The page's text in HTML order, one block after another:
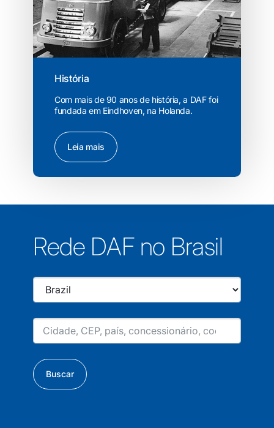
História
Com mais de 90 anos de história, a DAF foi
fundada em Eindhoven, na Holanda.
Leia mais
Rede DAF no Brasil
Buscar